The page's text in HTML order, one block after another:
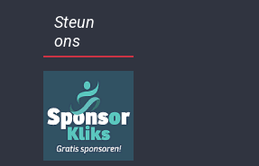
Steun
ons